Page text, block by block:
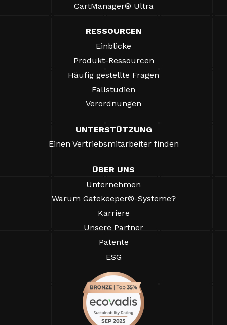
CartManager® Ultra
RESSOURCEN
Einblicke
Produkt-Ressourcen
Häufig gestellte Fragen
Fallstudien
Verordnungen
UNTERSTÜTZUNG
Einen Vertriebsmitarbeiter finden
ÜBER UNS
Unternehmen
Warum Gatekeeper®-Systeme?
Karriere
Unsere Partner
Patente
ESG